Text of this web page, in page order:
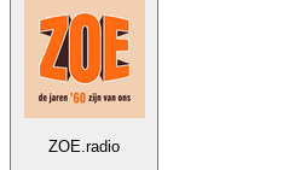
ZOE.radio